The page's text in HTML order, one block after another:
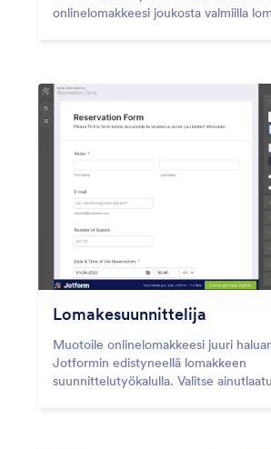
onlinelomakkeesi joukosta valmiilla
Lomakesuunnittelija
Muotoile onlinelomakkeesi juuri
Jotformin edistyneellä lomakkeen
suunnittelutyökalulla. Valitse